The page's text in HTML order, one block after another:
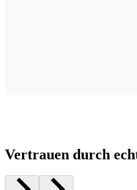
Vertrauen durch